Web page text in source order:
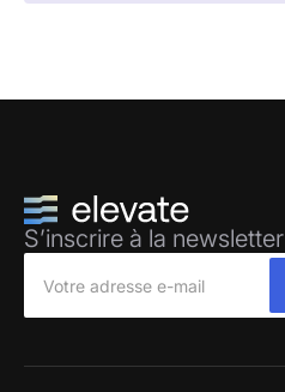
S’inscrire à la newsletter